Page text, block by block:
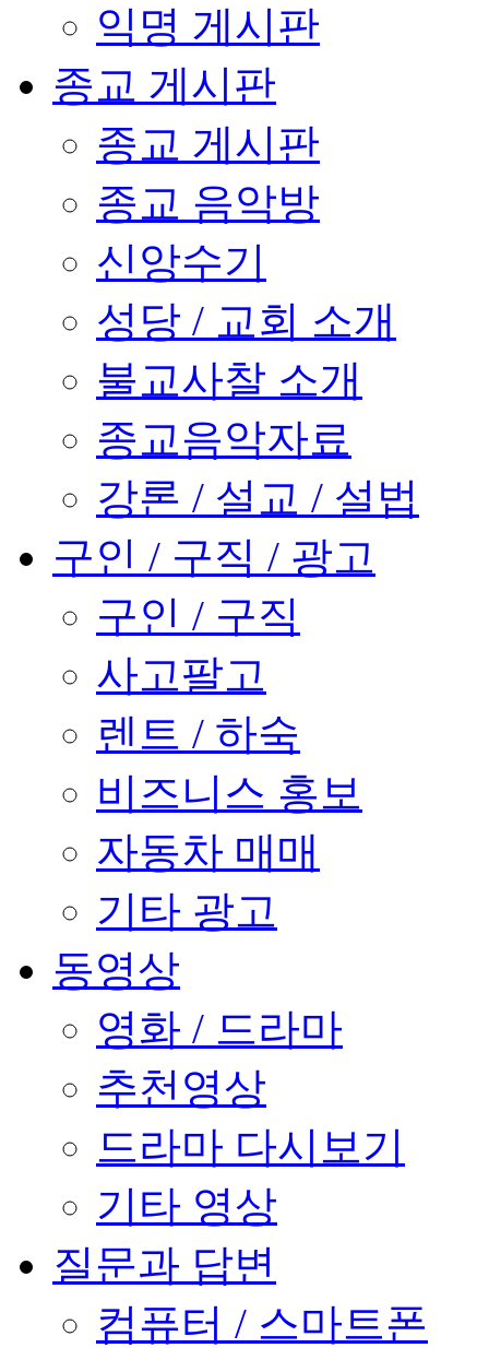
익명 게시판
종교 게시판
종교 게시판
종교 음악방
신앙수기
성당 / 교회 소개
불교사찰 소개
종교음악자료
강론 / 설교 / 설법
구인 / 구직 / 광고
구인 / 구직
사고팔고
렌트 / 하숙
비즈니스 홍보
자동차 매매
기타 광고
동영상
영화 / 드라마
추천영상
드라마 다시보기
기타 영상
질문과 답변
컴퓨터 / 스마트폰